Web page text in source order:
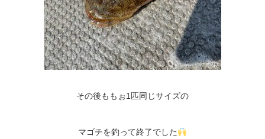
その後ももぉ1匹同じサイズの
マゴチを釣って終了でした